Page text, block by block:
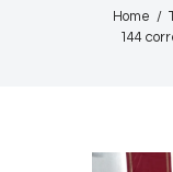
Home
144